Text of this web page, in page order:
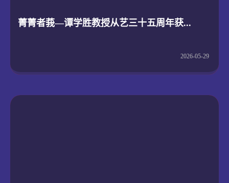
菁菁者莪—谭学胜教授从艺三十五周年获...
2026-05-29